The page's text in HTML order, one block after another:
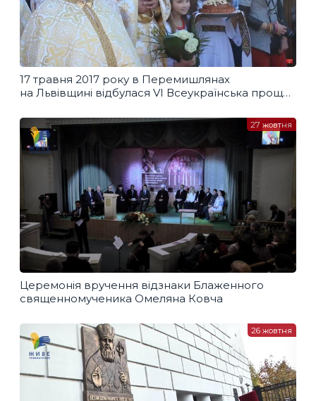
17 травня 2017 року в Перемишлянах
на Львівщині відбулася VІ Всеукраїнська проща
Церемонія вручення відзнаки Блаженного
священномученика Омеляна Ковча
27 жовтня
26 жовтня